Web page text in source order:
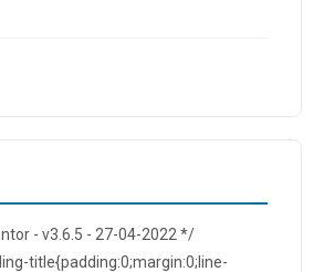
- v3.6.5 - 27-04-2022 */
title{padding:0;margin:0;line-